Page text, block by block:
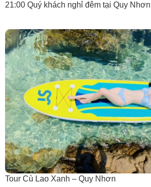
21:00 Quý khách nghỉ đêm tại Quy Nhơn
Tour Cù Lao Xanh – Quy Nhơn